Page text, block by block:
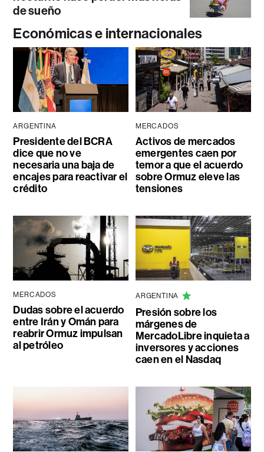
de sueño
Económicas e internacionales
ARGENTINA
Presidente del BCRA
dice que no ve
necesaria una baja de
encajes para reactivar el
crédito
MERCADOS
Activos de mercados
emergentes caen por
temor a que el acuerdo
sobre Ormuz eleve las
tensiones
MERCADOS
Dudas sobre el acuerdo
entre Irán y Omán para
reabrir Ormuz impulsan
al petróleo
ARGENTINA
Presión sobre los
márgenes de
MercadoLibre inquieta a
inversores y acciones
caen en el Nasdaq